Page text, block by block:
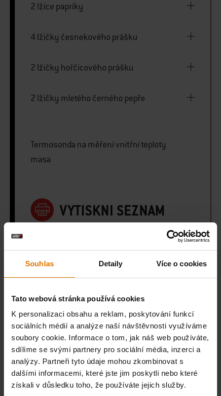
Souhlas Detaily Více o cookies
Tato webová stránka používá cookies
K personalizaci obsahu a reklam, poskytování funkcí
sociálních médií a analýze naší návštěvnosti využíváme
soubory cookie. Informace o tom, jak náš web používáte,
sdílíme se svými partnery pro sociální média, inzerci a
analýzy. Partneři tyto údaje mohou zkombinovat s
dalšími informacemi, které jste jim poskytli nebo které
získali v důsledku toho, že používáte jejich služby.
2 lžíce papriky
4 lžičky česnekového prášku
2 lžičky hořčicového prášku
2 lžičky mletého černého pepře
Termosonda na měření vnitřní teploty
masa
VYTISKNI SEZNAM
Doporučené nástroje
iGrill 2
3.499,00Kč
2.624,25Kč
včetně DPH
Weber
Connect
Smart
Grilling Hub
zjištění